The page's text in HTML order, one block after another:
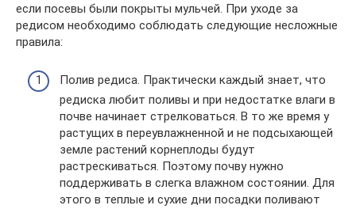
если посевы были покрыты мульчей. При уходе за
редисом необходимо соблюдать следующие несложные
правила:
Полив редиса. Практически каждый знает, что
редиска любит поливы и при недостатке влаги в
почве начинает стрелковаться. В то же время у
растущих в переувлажненной и не подсыхающей
земле растений корнеплоды будут
растрескиваться. Поэтому почву нужно
поддерживать в слегка влажном состоянии. Для
этого в теплые и сухие дни посадки поливают